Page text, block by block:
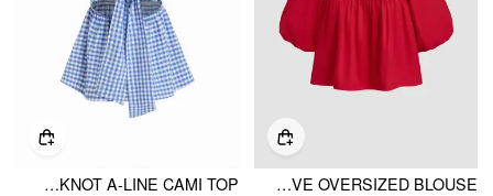
COTTON-BLEND SHIRRED KNOTTED PUFF SLEEVE OVERSIZED BLOUSE
COTTON-BLEND GINGHAM SQUARE NECK BOWKNOT A-LINE CAMI TOP